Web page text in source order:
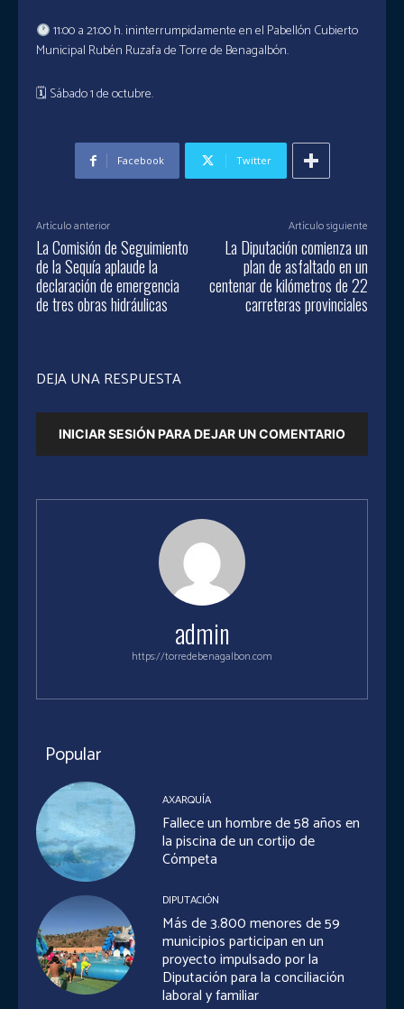
11:00 a 21:00 h. ininterrumpidamente en el Pabellón Cubierto
Municipal Rubén Ruzafa de Torre de Benagalbón.
🗓 Sábado 1 de octubre.
Facebook Twitter
Artículo anterior
La Comisión de Seguimiento
de la Sequía aplaude la
declaración de emergencia
de tres obras hidráulicas
Artículo siguiente
La Diputación comienza un
plan de asfaltado en un
centenar de kilómetros de 22
carreteras provinciales
DEJA UNA RESPUESTA
INICIAR SESIÓN PARA DEJAR UN COMENTARIO
admin
https://torredebenagalbon.com
Popular
AXARQUÍA
Fallece un hombre de 58 años en
la piscina de un cortijo de
Cómpeta
DIPUTACIÓN
Más de 3.800 menores de 59
municipios participan en un
proyecto impulsado por la
Diputación para la conciliación
laboral y familiar